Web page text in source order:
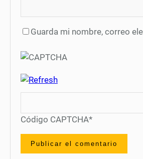
Guarda mi nombre, correo
Código CAPTCHA*